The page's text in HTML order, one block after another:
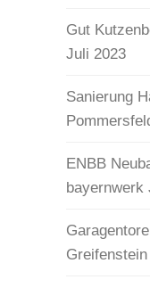
Gut
Juli 2023
Sanierung
ENBB
bayernwerk